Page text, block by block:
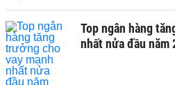
Top ngân hàng
nhất nửa đầu năm